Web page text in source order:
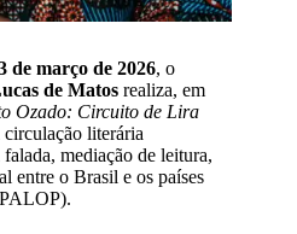
de março de 2026, o
de Matos realiza, em
Ozado: Circuito de Lira
literária
mediação de leitura,
entre o Brasil e os países